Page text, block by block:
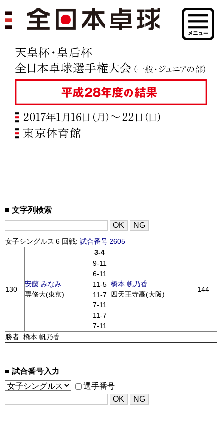
文字列検索
女子シングルス 6 回戦: 試合番号 2605
130
安藤 みなみ
専修大(東京)
3-4
橋本 帆乃香
四天王寺高(大阪)
144
9-11
6-11
11-5
11-7
7-11
11-7
7-11
勝者: 橋本 帆乃香
試合番号入力
選手番号